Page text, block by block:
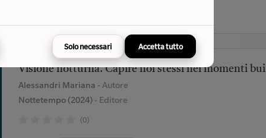
Visione notturna. Capire noi stessi nei momenti bui
Alessandri Mariana - Autore
Nottetempo (2024)- Editore
(0)
Solo necessari Accetta tutto